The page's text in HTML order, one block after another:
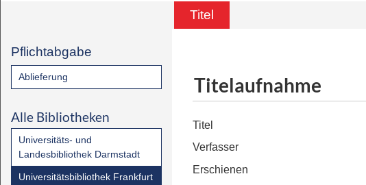
Titel
Pflichtabgabe
Ablieferung
Alle Bibliotheken
Universitäts- und
Landesbibliothek Darmstadt
Universitätsbibliothek Frankfurt
Titelaufnahme
Titel
Verfasser
Erschienen